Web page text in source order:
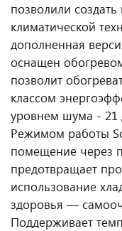
позволили
климатической
дополненная
оснащен
позволит
классом
уровнем шума -
Режимом работы
помещение через
предотвращает
использование
здоровья —
Поддерживает